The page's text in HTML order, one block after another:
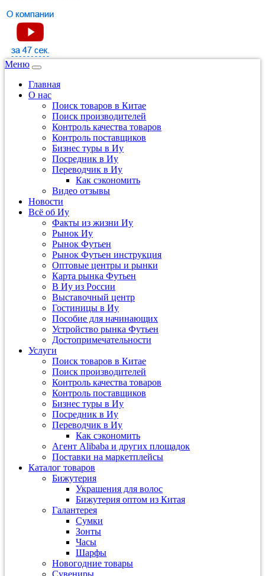
Меню
Главная
О нас
Поиск товаров в Китае
Поиск производителей
Контроль качества товаров
Контроль поставщиков
Бизнес туры в Иу
Посредник в Иу
Переводчик в Иу
Как сэкономить
Видео отзывы
Новости
Всё об Иу
Факты из жизни Иу
Рынок Иу
Рынок Футьен
Рынок Футьен инструкция
Оптовые центры и рынки
Карта рынка Футьен
В Иу из России
Выставочный центр
Гостиницы в Иу
Пособие для начинающих
Устройство рынка Футьен
Достопримечательности
Услуги
Поиск товаров в Китае
Поиск производителей
Контроль качества товаров
Контроль поставщиков
Бизнес туры в Иу
Посредник в Иу
Переводчик в Иу
Как сэкономить
Агент Alibaba и других площадок
Поставки на маркетплейсы
Каталог товаров
Бижутерия
Украшения для волос
Бижутерия оптом из Китая
Галантерея
Сумки
Зонты
Часы
Шарфы
Новогодние товары
Сувениры